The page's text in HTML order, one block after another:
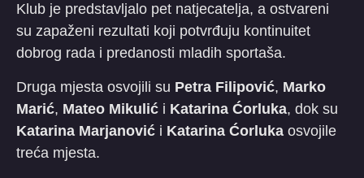
Klub je predstavljalo pet natjecatelja, a ostvareni
su zapaženi rezultati koji potvrđuju kontinuitet
dobrog rada i predanosti mladih sportaša.
Druga mjesta osvojili su Petra Filipović, Marko
Marić, Mateo Mikulić i Katarina Ćorluka, dok su
Katarina Marjanović i Katarina Ćorluka osvojile
treća mjesta.